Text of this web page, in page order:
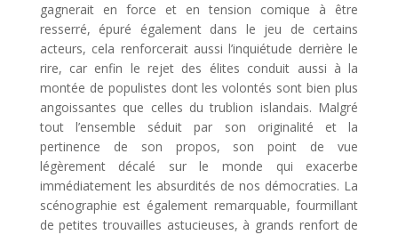
gagnerait en force et en tension comique à être
resserré, épuré également dans le jeu de certains
acteurs, cela renforcerait aussi l’inquiétude derrière le
rire, car enfin le rejet des élites conduit aussi à la
montée de populistes dont les volontés sont bien plus
angoissantes que celles du trublion islandais. Malgré
tout l’ensemble séduit par son originalité et la
pertinence de son propos, son point de vue
légèrement décalé sur le monde qui exacerbe
immédiatement les absurdités de nos démocraties. La
scénographie est également remarquable, fourmillant
de petites trouvailles astucieuses, à grands renfort de